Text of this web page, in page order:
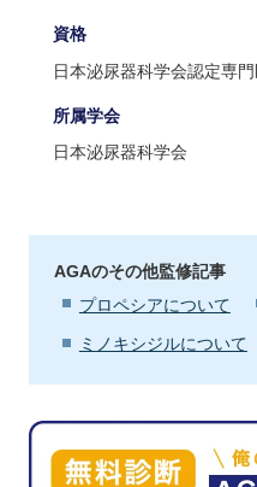
資格
日本泌尿器科学会認定専
所属学会
日本泌尿器科学会
AGAのその他監修記事
プロペシアについて
ミノキシジルについて